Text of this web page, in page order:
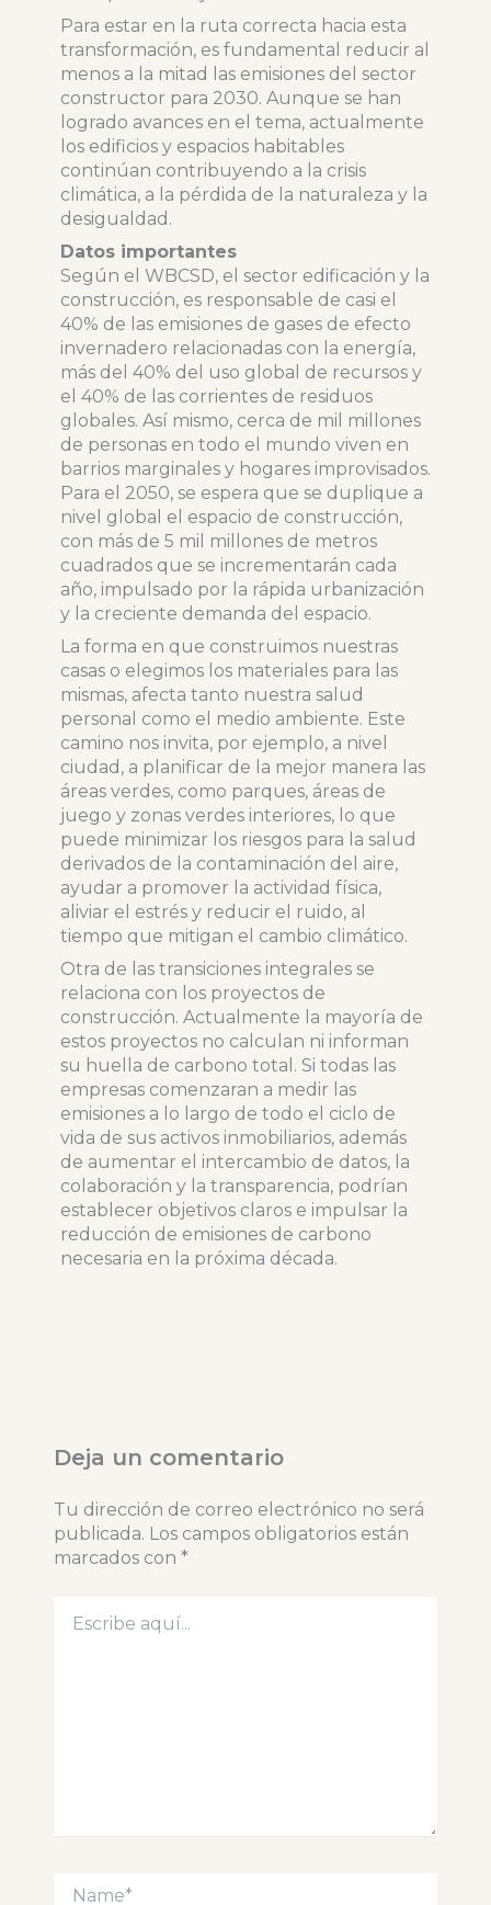
Para estar en la ruta correcta hacia esta
transformación, es fundamental reducir al
menos a la mitad las emisiones del sector
constructor para 2030. Aunque se han
logrado avances en el tema, actualmente
los edificios y espacios habitables
continúan contribuyendo a la crisis
climática, a la pérdida de la naturaleza y la
desigualdad.
Datos importantes
Según el WBCSD, el sector edificación y la
construcción, es responsable de casi el
40% de las emisiones de gases de efecto
invernadero relacionadas con la energía,
más del 40% del uso global de recursos y
el 40% de las corrientes de residuos
globales. Así mismo, cerca de mil millones
de personas en todo el mundo viven en
barrios marginales y hogares improvisados.
Para el 2050, se espera que se duplique a
nivel global el espacio de construcción,
con más de 5 mil millones de metros
cuadrados que se incrementarán cada
año, impulsado por la rápida urbanización
y la creciente demanda del espacio.
La forma en que construimos nuestras
casas o elegimos los materiales para las
mismas, afecta tanto nuestra salud
personal como el medio ambiente. Este
camino nos invita, por ejemplo, a nivel
ciudad, a planificar de la mejor manera las
áreas verdes, como parques, áreas de
juego y zonas verdes interiores, lo que
puede minimizar los riesgos para la salud
derivados de la contaminación del aire,
ayudar a promover la actividad física,
aliviar el estrés y reducir el ruido, al
tiempo que mitigan el cambio climático.
Otra de las transiciones integrales se
relaciona con los proyectos de
construcción. Actualmente la mayoría de
estos proyectos no calculan ni informan
su huella de carbono total. Si todas las
empresas comenzaran a medir las
emisiones a lo largo de todo el ciclo de
vida de sus activos inmobiliarios, además
de aumentar el intercambio de datos, la
colaboración y la transparencia, podrían
establecer objetivos claros e impulsar la
reducción de emisiones de carbono
necesaria en la próxima década.
Deja un comentario
Tu dirección de correo electrónico no será
publicada. Los campos obligatorios están
marcados con *
aquí...